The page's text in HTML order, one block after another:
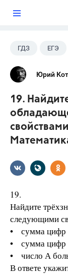
ГДЗ ЕГЭ
Юрий
19.
19.
Найдите
следующими
• сумма цифр
• сумма цифр
• число А
В ответе